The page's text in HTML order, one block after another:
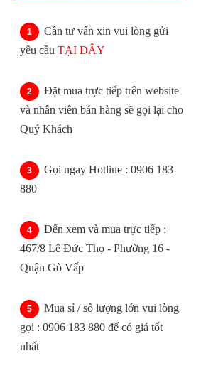
Cần tư vấn xin vui lòng gửi
yêu cầu TẠI ĐÂY
Đặt mua trực tiếp trên website
và nhân viên bán hàng sẽ gọi lại cho
Quý Khách
Gọi ngay Hotline : 0906 183
880
Đến xem và mua trực tiếp :
467/8 Lê Đức Thọ - Phường 16 -
Quận Gò Vấp
Mua sỉ / số lượng lớn vui lòng
gọi : 0906 183 880 để có giá tốt
nhất